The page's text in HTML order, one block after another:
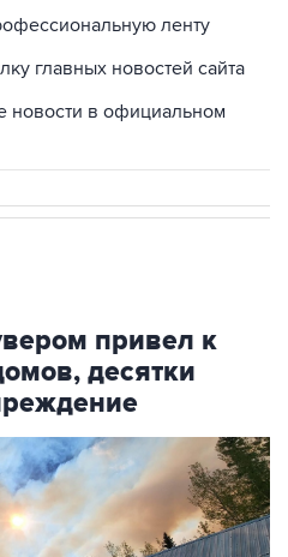
ленту
главных новостей сайта
новости в официальном
привел к
десятки